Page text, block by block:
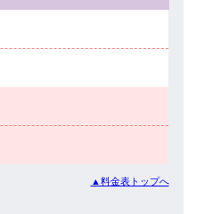
▲料金表トップへ